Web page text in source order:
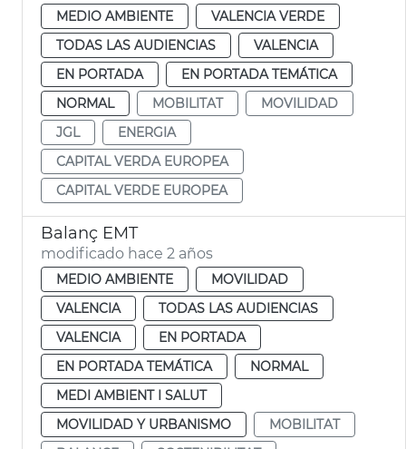
MEDIO AMBIENTE
VALENCIA VERDE
TODAS LAS AUDIENCIAS
VALENCIA
EN PORTADA
EN PORTADA TEMÁTICA
NORMAL
MOBILITAT
MOVILIDAD
JGL
ENERGIA
CAPITAL VERDA EUROPEA
CAPITAL VERDE EUROPEA
Balanç EMT
modificado hace 2 años
MEDIO AMBIENTE
MOVILIDAD
VALENCIA
TODAS LAS AUDIENCIAS
VALENCIA
EN PORTADA
EN PORTADA TEMÁTICA
NORMAL
MEDI AMBIENT I SALUT
MOVILIDAD Y URBANISMO
MOBILITAT